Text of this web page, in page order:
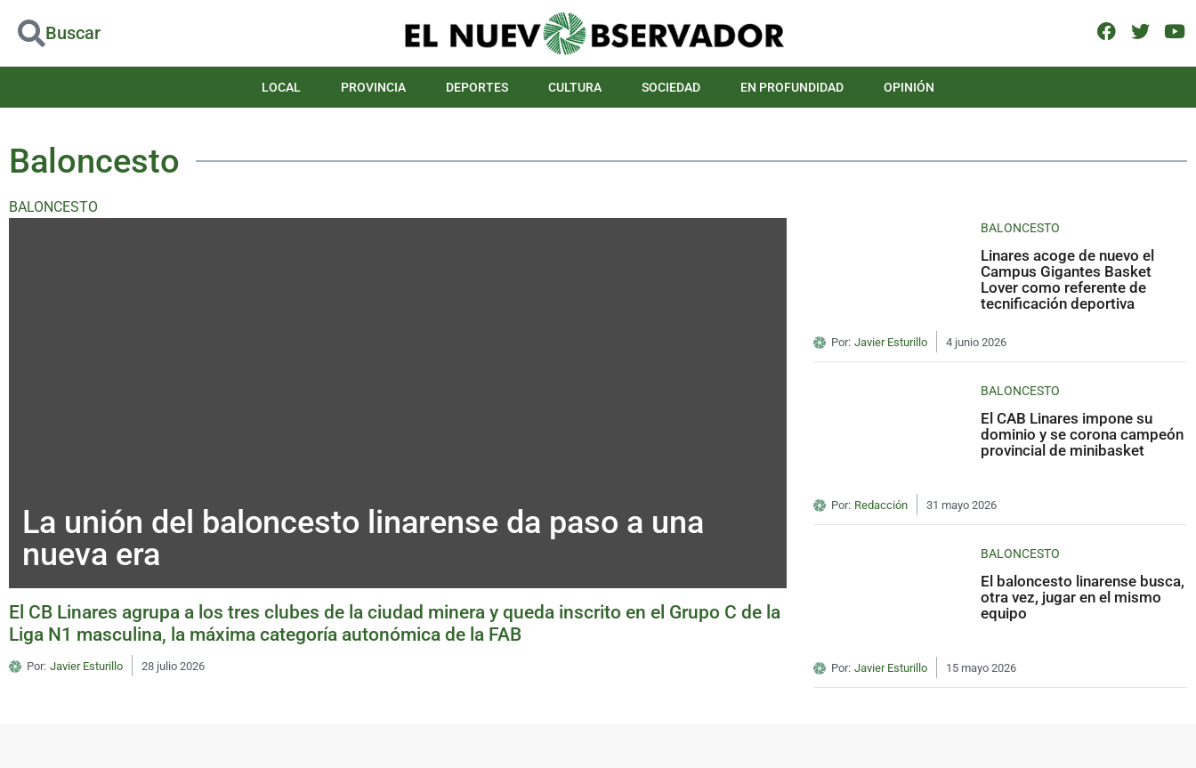
Buscar
LOCAL PROVINCIA DEPORTES CULTURA SOCIEDAD EN PROFUNDIDAD OPINIÓN
Baloncesto
BALONCESTO
La unión del baloncesto linarense da paso a una
nueva era
El CB Linares agrupa a los tres clubes de la ciudad minera y queda inscrito en el Grupo C de la
Liga N1 masculina, la máxima categoría autonómica de la FAB
Por: Javier Esturillo 28 julio 2026
BALONCESTO
Linares acoge de nuevo el
Campus Gigantes Basket
Lover como referente de
tecnificación deportiva
Por: Javier Esturillo 4 junio 2026
BALONCESTO
El CAB Linares impone su
dominio y se corona campeón
provincial de minibasket
Por: Redacción 31 mayo 2026
BALONCESTO
El baloncesto linarense busca,
otra vez, jugar en el mismo
equipo
Por: Javier Esturillo 15 mayo 2026